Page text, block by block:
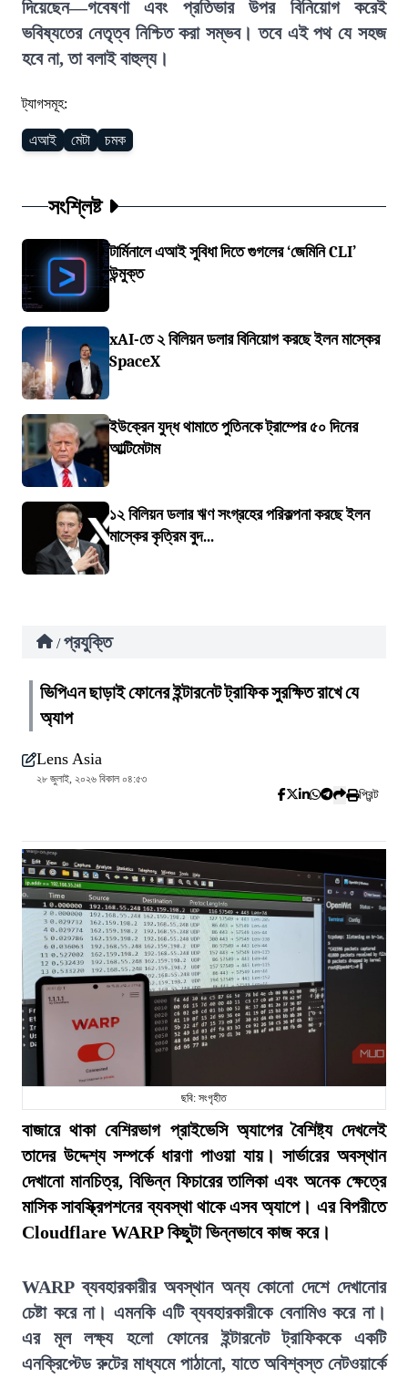
দিয়েছেন—গবেষণা এবং প্রতিভার উপর বিনিয়োগ করেই
ভবিষ্যতের নেতৃত্ব নিশ্চিত করা সম্ভব। তবে এই পথ যে সহজ
হবে না, তা বলাই বাহুল্য।
ট্যাগসমূহ:
এআই মেটা চমক
সংশ্লিষ্ট
টার্মিনালে এআই সুবিধা দিতে গুগলের ‘জেমিনি CLI’
উন্মুক্ত
xAI-তে ২ বিলিয়ন ডলার বিনিয়োগ করছে ইলন মাস্কের
SpaceX
ইউক্রেন যুদ্ধ থামাতে পুতিনকে ট্রাম্পের ৫০ দিনের
আল্টিমেটাম
১২ বিলিয়ন ডলার ঋণ সংগ্রহের পরিকল্পনা করছে ইলন
মাস্কের কৃত্রিম বুদ...
/ প্রযুক্তি
ভিপিএন ছাড়াই ফোনের ইন্টারনেট ট্রাফিক সুরক্ষিত রাখে যে
অ্যাপ
Lens Asia
২৮ জুলাই, ২০২৬ বিকাল ০৪:৫৩
প্রিন্ট
ছবি: সংগৃহীত
বাজারে থাকা বেশিরভাগ প্রাইভেসি অ্যাপের বৈশিষ্ট্য দেখলেই
তাদের উদ্দেশ্য সম্পর্কে ধারণা পাওয়া যায়। সার্ভারের অবস্থান
দেখানো মানচিত্র, বিভিন্ন ফিচারের তালিকা এবং অনেক ক্ষেত্রে
মাসিক সাবস্ক্রিপশনের ব্যবস্থা থাকে এসব অ্যাপে। এর বিপরীতে
Cloudflare WARP কিছুটা ভিন্নভাবে কাজ করে।
WARP ব্যবহারকারীর অবস্থান অন্য কোনো দেশে দেখানোর
চেষ্টা করে না। এমনকি এটি ব্যবহারকারীকে বেনামিও করে না।
এর মূল লক্ষ্য হলো ফোনের ইন্টারনেট ট্রাফিককে একটি
এনক্রিপ্টেড রুটের মাধ্যমে পাঠানো, যাতে অবিশ্বস্ত নেটওয়ার্কে